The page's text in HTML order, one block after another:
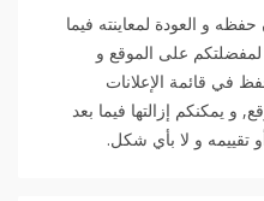
و العودة لمعاينته فيما
على الموقع و
في قائمة الإعلانات
يمكنكم إزالتها فيما بعد
تقييمه و لا بأي شكل.